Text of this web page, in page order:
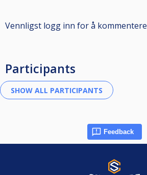
Vennligst logg inn for å kommentere
Participants
Feedback